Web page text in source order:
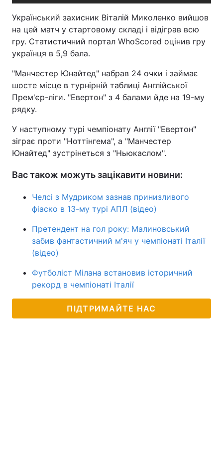
Український захисник Віталій Миколенко вийшов
на цей матч у стартовому складі і відіграв всю
гру. Статистичний портал WhoScored оцінив гру
українця в 5,9 бала.
"Манчестер Юнайтед" набрав 24 очки і займає
шосте місце в турнірній таблиці Англійської
Прем'єр-ліги. "Евертон" з 4 балами йде на 19-му
рядку.
У наступному турі чемпіонату Англії "Евертон"
зіграє проти "Ноттінгема", а "Манчестер
Юнайтед" зустрінеться з "Ньюкаслом".
Вас також можуть зацікавити новини:
Челсі з Мудриком зазнав принизливого
фіаско в 13-му турі АПЛ (відео)
Претендент на гол року: Малиновський
забив фантастичний м'яч у чемпіонаті Італії
(відео)
Футболіст Мілана встановив історичний
рекорд в чемпіонаті Італії
ПІДТРИМАЙТЕ НАС